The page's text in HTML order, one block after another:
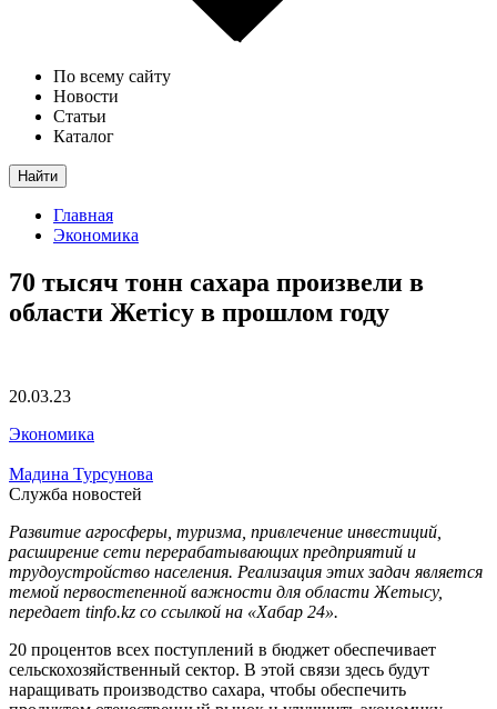
По всему сайту
Новости
Статьи
Каталог
Найти
Главная
Экономика
70 тысяч тонн сахара произвели в
области Жетісу в прошлом году
20.03.23
Экономика
Мадина Турсунова
Служба новостей
Развитие агросферы, туризма, привлечение инвестиций,
расширение сети перерабатывающих предприятий и
трудоустройство населения. Реализация этих задач является
темой первостепенной важности для области Жетысу,
передает tinfo.kz со ссылкой на «Хабар 24».
20 процентов всех поступлений в бюджет обеспечивает
сельскохозяйственный сектор. В этой связи здесь будут
наращивать производство сахара, чтобы обеспечить